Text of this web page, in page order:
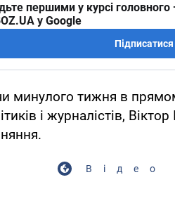
першими у курсі
у Google
Підписатися
минулого тижня в
і журналістів,
Відео